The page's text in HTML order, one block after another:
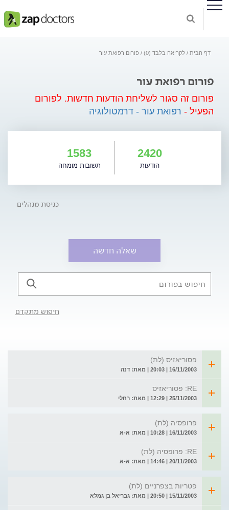
דף הבית לקריאה בלבד (0) פורום רפואת עור
פורום רפואת עור
פורום זה סגור לשליחת הודעות חדשות. לפורום
הפעיל - רפואת עור - דרמטולוגיה
2420
הודעות
1583
תשובות מומחה
כניסת מנהלים
שאלה חדשה
חיפוש מתקדם
פסוריאזיס (לת)
16/11/2003 | 20:03 | מאת: דנה
RE: פסוריאזיס
25/11/2003 | 12:29 | מאת: רחלי
פרופסיה (לת)
16/11/2003 | 10:28 | מאת: א-א
RE: פרופסיה (לת)
20/11/2003 | 14:46 | מאת: א-א
פטריות בצפרניים (לת)
15/11/2003 | 20:50 | מאת: גבריאל בן גמלא